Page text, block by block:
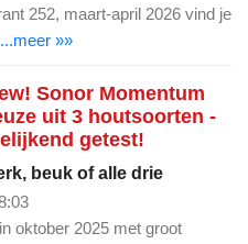
252, maart-april 2026 vind je
»»
Sonor Momentum
uit 3 houtsoorten -
getest!
beuk of alle drie
oktober 2025 met groot